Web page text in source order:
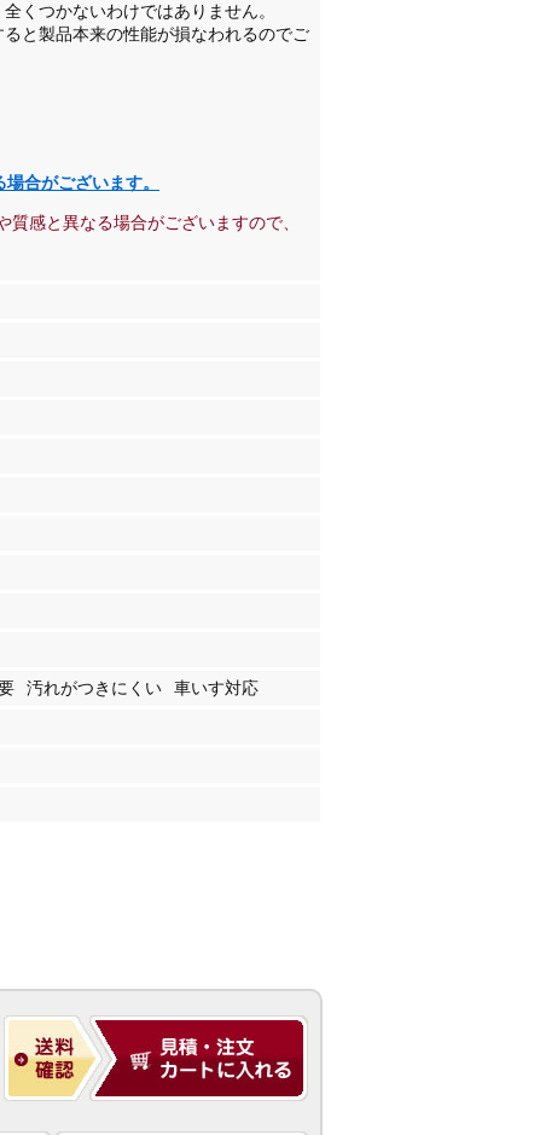
くつかないわけではありません。
と製品本来の性能が損なわれるのでご
合がございます。
感と異なる場合がございますので、
汚れがつきにくい
車いす対応